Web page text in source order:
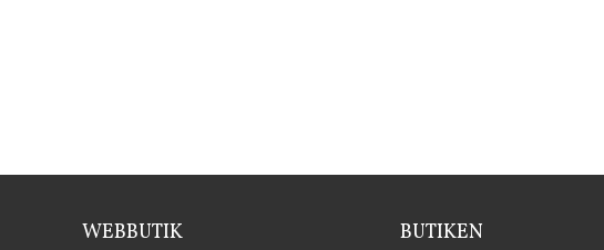
WEBBUTIK BUTIKEN